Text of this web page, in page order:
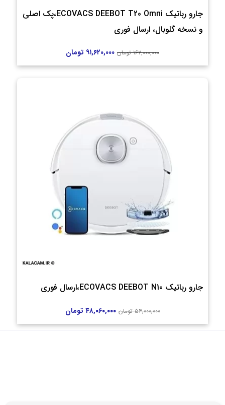
جارو رباتیک ECOVACS DEEBOT T20 Omni،پک اصلی
و نسخه گلوبال، ارسال فوری
۱۶۲,۰۰۰,۰۰۰ تومان ۹۱,۶۲۰,۰۰۰ تومان
جارو رباتیک ECOVACS DEEBOT N10،ارسال فوری
۵۴,۰۰۰,۰۰۰ تومان ۴۸,۰۶۰,۰۰۰ تومان